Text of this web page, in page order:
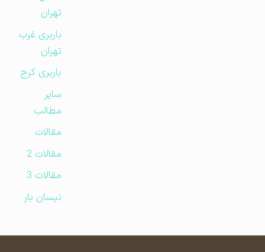
تهران
باربری غرب
تهران
باربری کرج
مطالب
مقالات
مقالات 2
مقالات 3
نیسان بار